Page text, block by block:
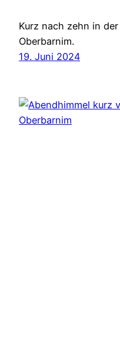
Kurz nach zehn in
Oberbarnim.
19. Juni 2024